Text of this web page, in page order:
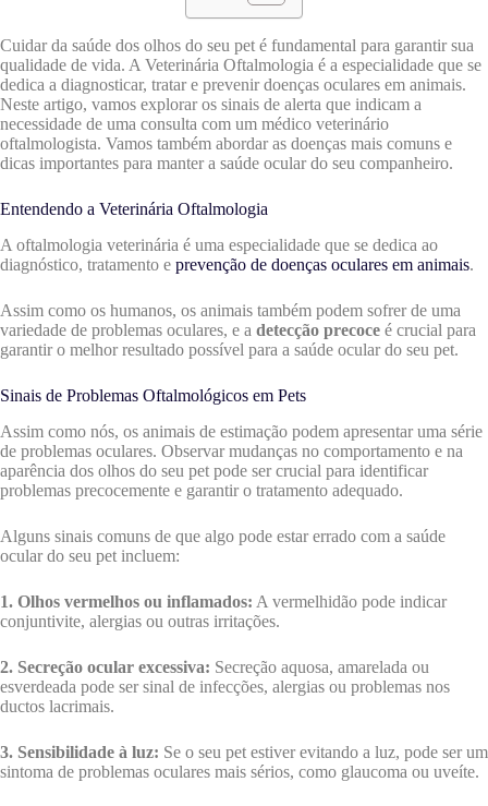
Cuidar da saúde dos olhos do seu pet é fundamental para garantir sua
qualidade de vida. A Veterinária Oftalmologia é a especialidade que se
dedica a diagnosticar, tratar e prevenir doenças oculares em animais.
Neste artigo, vamos explorar os sinais de alerta que indicam a
necessidade de uma consulta com um médico veterinário
oftalmologista. Vamos também abordar as doenças mais comuns e
dicas importantes para manter a saúde ocular do seu companheiro.
Entendendo a Veterinária Oftalmologia
A oftalmologia veterinária é uma especialidade que se dedica ao
diagnóstico, tratamento e prevenção de doenças oculares em animais.
Assim como os humanos, os animais também podem sofrer de uma
variedade de problemas oculares, e a detecção precoce é crucial para
garantir o melhor resultado possível para a saúde ocular do seu pet.
Sinais de Problemas Oftalmológicos em Pets
Assim como nós, os animais de estimação podem apresentar uma série
de problemas oculares. Observar mudanças no comportamento e na
aparência dos olhos do seu pet pode ser crucial para identificar
problemas precocemente e garantir o tratamento adequado.
Alguns sinais comuns de que algo pode estar errado com a saúde
ocular do seu pet incluem:
1. Olhos vermelhos ou inflamados: A vermelhidão pode indicar
conjuntivite, alergias ou outras irritações.
2. Secreção ocular excessiva: Secreção aquosa, amarelada ou
esverdeada pode ser sinal de infecções, alergias ou problemas nos
ductos lacrimais.
3. Sensibilidade à luz: Se o seu pet estiver evitando a luz, pode ser um
sintoma de problemas oculares mais sérios, como glaucoma ou uveíte.